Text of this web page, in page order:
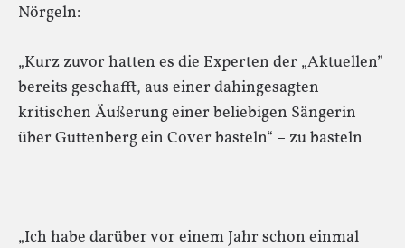
Nörgeln:
„Kurz zuvor hatten es die Experten der „Aktuellen”
bereits geschafft, aus einer dahingesagten
kritischen Äußerung einer beliebigen Sängerin
über Guttenberg ein Cover basteln“ – zu basteln
—
„Ich habe darüber vor einem Jahr schon einmal